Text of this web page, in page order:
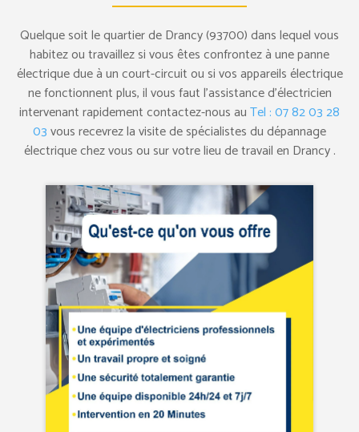
Quelque soit le quartier de Drancy (93700) dans lequel vous
habitez ou travaillez si vous êtes confrontez à une panne
électrique due à un court-circuit ou si vos appareils électrique
ne fonctionnent plus, il vous faut l’assistance d’électricien
intervenant rapidement contactez-nous auTel : 07 82 03 28
03vous recevrez la visite de spécialistes du dépannage
électrique chez vous ou sur votre lieu de travail en Drancy .